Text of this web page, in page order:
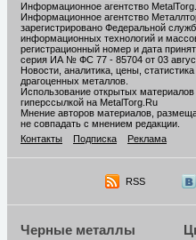
Информационное агентство
Информационное агентство
зарегистрировано Федеральной
информационных технологий и
регистрационный номер и дата
серия ИА № ФС 77 - 85704 от 03
Новости, аналитика, цены,
драгоценных металлов.
Использование открытых
гиперссылкой на MetalTorg.Ru
Мнение авторов материалов,
не совпадать с мнением редакции.
Контакты
Подписка Реклама
RSS
Черные металлы